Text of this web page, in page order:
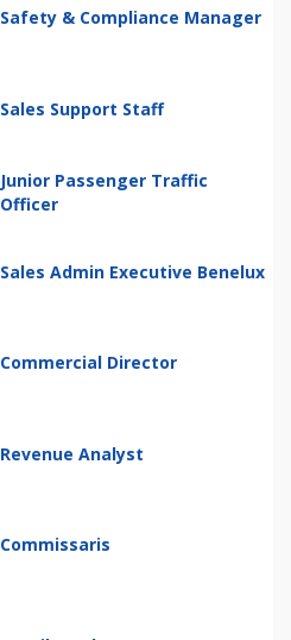
Safety & Compliance Manager
Sales Support Staff
Junior Passenger Traffic
Officer
Sales Admin Executive Benelux
Commercial Director
Revenue Analyst
Commissaris